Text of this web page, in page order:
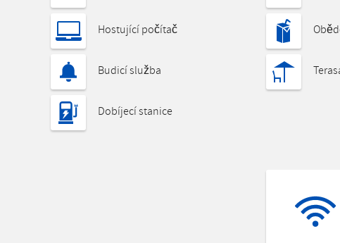
Hostující počítač
Budicí služba
Dobíjecí stanice